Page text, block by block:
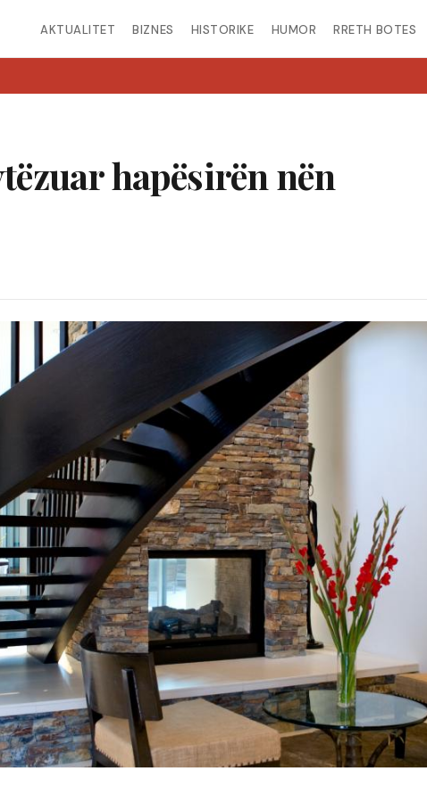
AKTUALITET BIZNES HISTORIKE HUMOR RRETH BOTES
hapësirën nën